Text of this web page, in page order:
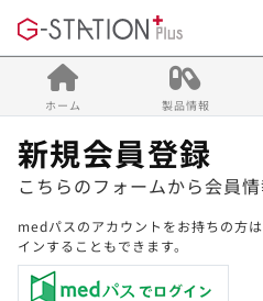
ホーム 製品情報
新規会員登録
こちらのフォームから会員
medパスのアカウントをお持ちの方
インすることもできます。